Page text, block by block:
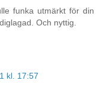
funka utmärkt för din
Och nyttig.
kl. 17:57